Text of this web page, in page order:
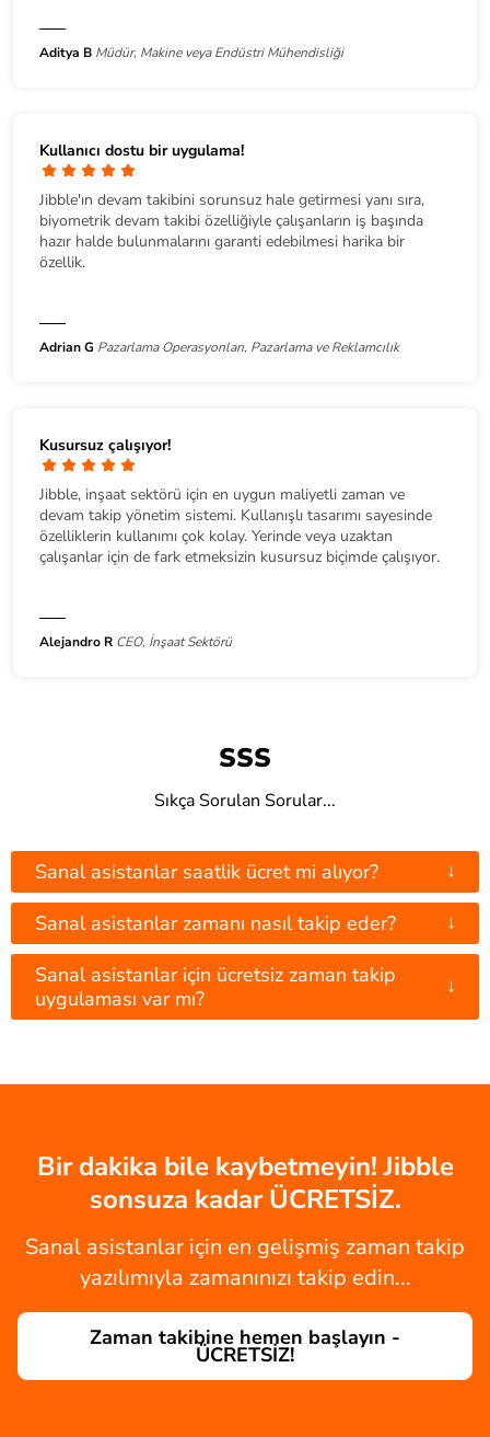
Aditya B Müdür, Makine veya Endüstri Mühendisliği
Kullanıcı dostu bir uygulama!
Jibble'ın devam takibini sorunsuz hale getirmesi yanı sıra,
biyometrik devam takibi özelliğiyle çalışanların iş başında
hazır halde bulunmalarını garanti edebilmesi harika bir
özellik.
Adrian G Pazarlama Operasyonları, Pazarlama ve Reklamcılık
Kusursuz çalışıyor!
Jibble, inşaat sektörü için en uygun maliyetli zaman ve
devam takip yönetim sistemi. Kullanışlı tasarımı sayesinde
özelliklerin kullanımı çok kolay. Yerinde veya uzaktan
çalışanlar için de fark etmeksizin kusursuz biçimde çalışıyor.
Alejandro R CEO, İnşaat Sektörü
SSS
Sıkça Sorulan Sorular...
Sanal asistanlar saatlik ücret mi alıyor? ↓
Sanal asistanlar zamanı nasıl takip eder? ↓
Sanal asistanlar için ücretsiz zaman takip
uygulaması var mı?
↓
Bir dakika bile kaybetmeyin! Jibble
sonsuza kadar ÜCRETSİZ.
Sanal asistanlar için en gelişmiş zaman takip
yazılımıyla zamanınızı takip edin...
Zaman takibine hemen başlayın -
ÜCRETSİZ!